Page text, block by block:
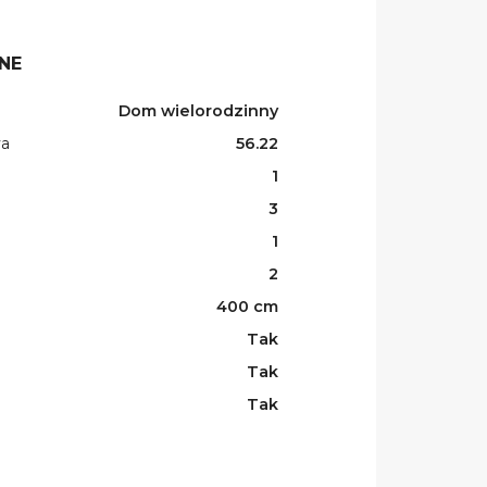
Dom wielorodzinny
56.22
1
3
1
2
400 cm
Tak
Tak
Tak